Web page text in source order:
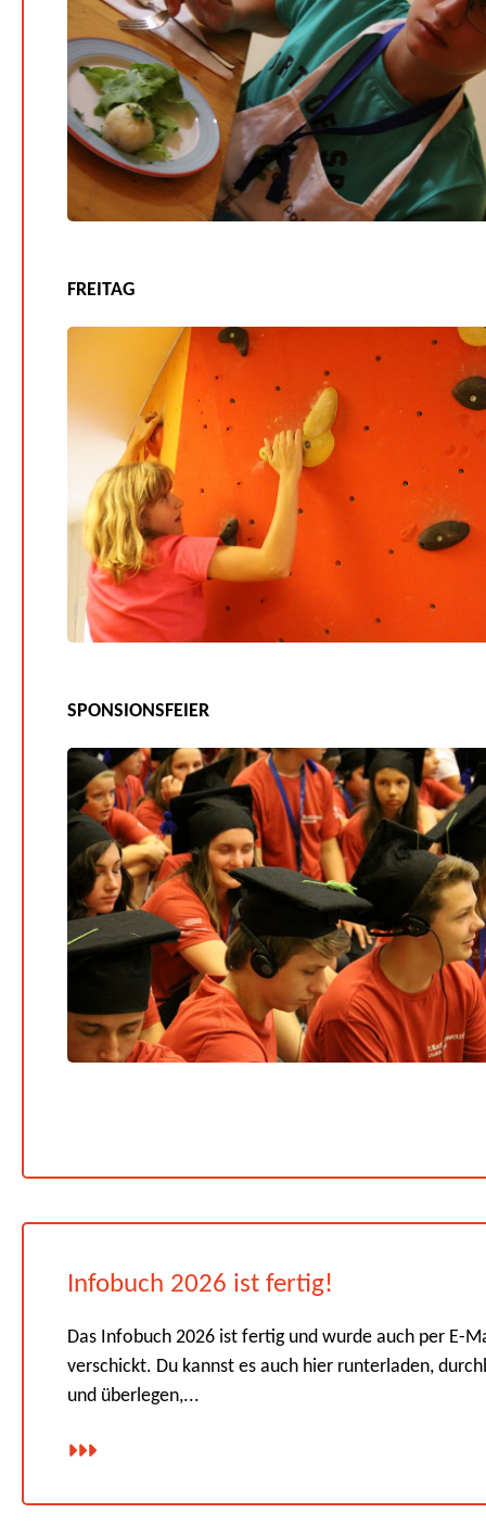
FREITAG
SPONSIONSFEIER
Infobuch 2026 ist fertig!
Das Infobuch 2026 ist fertig und wurde auch per E-
verschickt. Du kannst es auch hier runterladen,
und überlegen,...